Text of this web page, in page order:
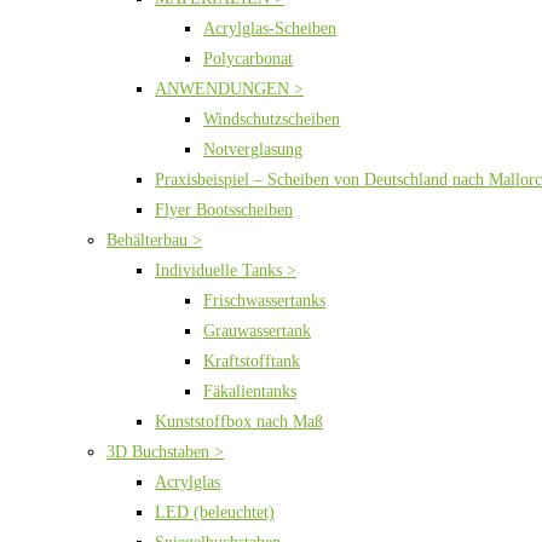
Acrylglas-Scheiben
Polycarbonat
ANWENDUNGEN >
Windschutzscheiben
Notverglasung
Praxisbeispiel – Scheiben von Deutschland nach
Flyer Bootsscheiben
Behälterbau >
Individuelle Tanks >
Frischwassertanks
Grauwassertank
Kraftstofftank
Fäkalientanks
Kunststoffbox nach Maß
3D Buchstaben >
Acrylglas
LED (beleuchtet)